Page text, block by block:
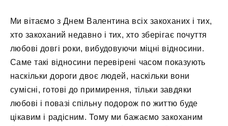
Ми вітаємо з Днем Валентина всіх закоханих і тих,
хто закоханий недавно і тих, хто зберігає почуття
любові довгі роки, вибудовуючи міцні відносини.
Саме такі відносини перевірені часом показують
наскільки дороги двоє людей, наскільки вони
сумісні, готові до примирення, тільки завдяки
любові і повазі спільну подорож по життю буде
цікавим і радісним. Тому ми бажаємо закоханим